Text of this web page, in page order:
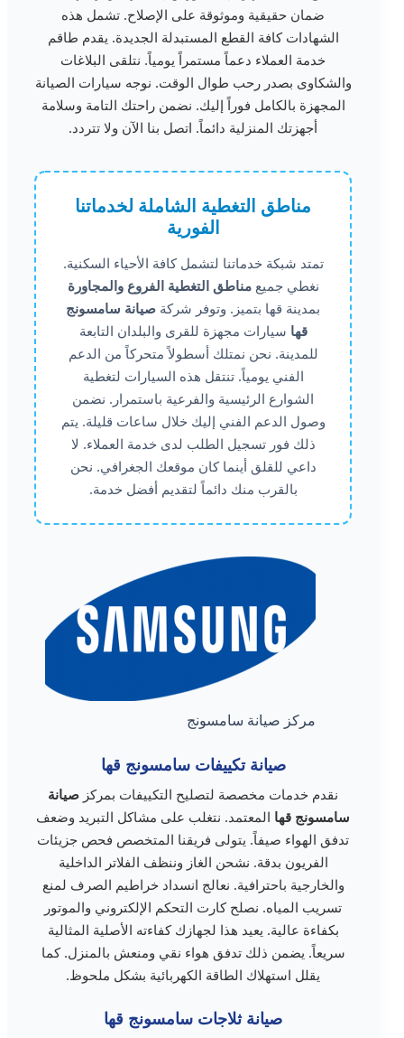
ضمان حقيقية وموثوقة على الإصلاح. تشمل هذه
الشهادات كافة القطع المستبدلة الجديدة. يقدم طاقم
خدمة العملاء دعماً مستمراً يومياً. نتلقى البلاغات
والشكاوى بصدر رحب طوال الوقت. نوجه سيارات الصيانة
المجهزة بالكامل فوراً إليك. نضمن راحتك التامة وسلامة
أجهزتك المنزلية دائماً. اتصل بنا الآن ولا تتردد.
مناطق التغطية الشاملة لخدماتنا
الفورية
تمتد شبكة خدماتنا لتشمل كافة الأحياء السكنية.
نغطي جميعمناطق التغطية الفروع والمجاورة
بمدينة قها بتميز. وتوفر شركة صيانة سامسونج
قها سيارات مجهزة للقرى والبلدان التابعة
للمدينة. نحن نمتلك أسطولاً متحركاً من الدعم
الفني يومياً. تنتقل هذه السيارات لتغطية
الشوارع الرئيسية والفرعية باستمرار. نضمن
وصول الدعم الفني إليك خلال ساعات قليلة. يتم
ذلك فور تسجيل الطلب لدى خدمة العملاء. لا
داعي للقلق أينما كان موقعك الجغرافي. نحن
بالقرب منك دائماً لتقديم أفضل خدمة.
مركز صيانة سامسونج
صيانة تكييفات سامسونج قها
نقدم خدمات مخصصة لتصليح التكييفات بمركز صيانة
سامسونج قها المعتمد. نتغلب على مشاكل التبريد وضعف
تدفق الهواء صيفاً. يتولى فريقنا المتخصص فحص جزيئات
الفريون بدقة. نشحن الغاز وننظف الفلاتر الداخلية
والخارجية باحترافية. نعالج انسداد خراطيم الصرف لمنع
تسريب المياه. نصلح كارت التحكم الإلكتروني والموتور
بكفاءة عالية. يعيد هذا لجهازك كفاءته الأصلية المثالية
سريعاً. يضمن ذلك تدفق هواء نقي ومنعش بالمنزل. كما
يقلل استهلاك الطاقة الكهربائية بشكل ملحوظ.
صيانة ثلاجات سامسونج قها